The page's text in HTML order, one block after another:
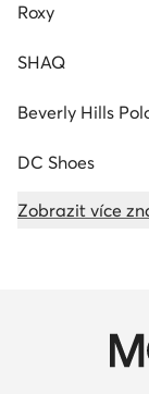
Roxy
SHAQ
Beverly Hills
DC Shoes
Zobrazit více